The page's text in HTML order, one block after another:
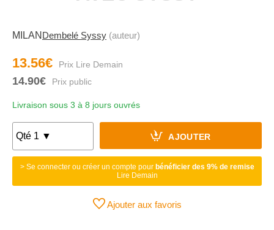
MILAN Dembelé Syssy (auteur)
13.56€
14.90€
Livraison sous 3 à 8 jours ouvrés
AJOUTER
> Se connecter ou créer un compte pour bénéficier des 9% de remise
Lire Demain
Ajouter aux favoris